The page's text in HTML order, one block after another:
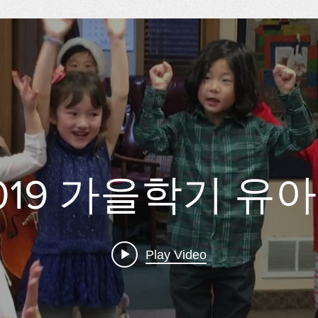
가을학기 유
Play Video